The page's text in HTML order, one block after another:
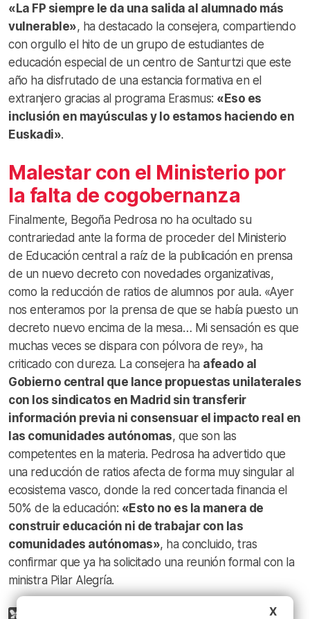
«La FP siempre le da una salida al alumnado más
vulnerable», ha destacado la consejera, compartiendo
con orgullo el hito de un grupo de estudiantes de
educación especial de un centro de Santurtzi que este
año ha disfrutado de una estancia formativa en el
extranjero gracias al programa Erasmus: «Eso es
inclusión en mayúsculas y lo estamos haciendo en
Euskadi».
Malestar con el Ministerio por
la falta de cogobernanza
Finalmente, Begoña Pedrosa no ha ocultado su
contrariedad ante la forma de proceder del Ministerio
de Educación central a raíz de la publicación en prensa
de un nuevo decreto con novedades organizativas,
como la reducción de ratios de alumnos por aula. «Ayer
nos enteramos por la prensa de que se había puesto un
decreto nuevo encima de la mesa… Mi sensación es que
muchas veces se dispara con pólvora de rey», ha
criticado con dureza. La consejera ha afeado al
Gobierno central que lance propuestas unilaterales
con los sindicatos en Madrid sin transferir
información previa ni consensuar el impacto real en
las comunidades autónomas, que son las
competentes en la materia. Pedrosa ha advertido que
una reducción de ratios afecta de forma muy singular al
ecosistema vasco, donde la red concertada financia el
50% de la educación: «Esto no es la manera de
construir educación ni de trabajar con las
comunidades autónomas», ha concluido, tras
confirmar que ya ha solicitado una reunión formal con la
ministra Pilar Alegría.
X